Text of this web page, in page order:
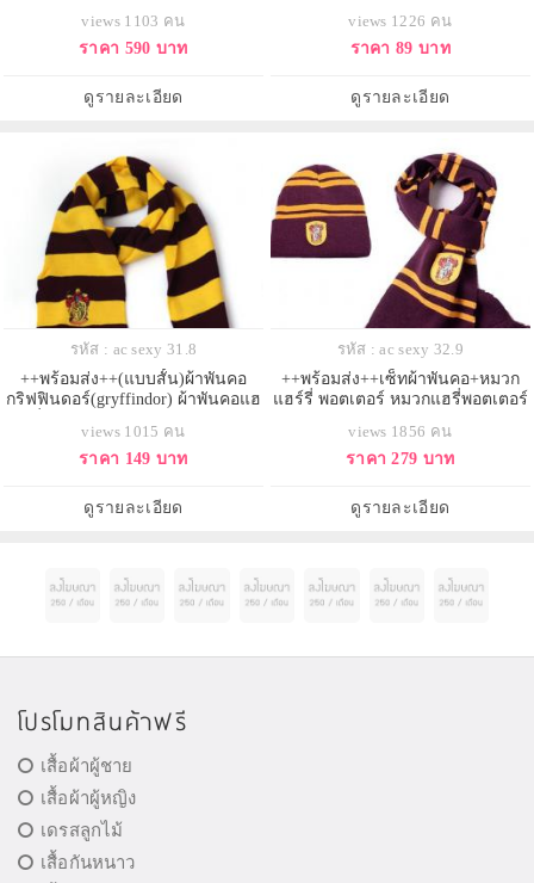
คลุมแฮรี่พอตเตอร์
views 1103 คน
ราคา 590 บาท
ดูรายละเอียด
views 1226 คน
ราคา 89 บาท
ดูรายละเอียด
รหัส : ac sexy 31.8
++พร้อมส่ง++(แบบสั้น)ผ้าพันคอ
กริฟฟินดอร์(gryffindor) ผ้าพันคอแฮ
Gryffindor ผ้าพันคอ Harry Potter บ้า
นกริฟฟินดอร์
views 1015 คน
ราคา 149 บาท
ดูรายละเอียด
รหัส : ac sexy 32.9
++พร้อมส่ง++เซ็ทผ้าพันคอ+หมวก
แฮร์รี่ พอตเตอร์ หมวกแฮรี่พอตเตอร์
views 1856 คน
ราคา 279 บาท
ดูรายละเอียด
โปรโมทสินค้าฟรี
เสื้อผ้าผู้ชาย
เสื้อผ้าผู้หญิง
เดรสลูกไม้
เสื้อกันหนาว